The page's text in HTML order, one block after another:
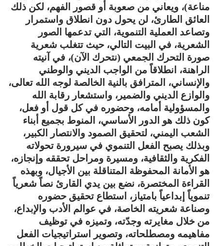
مناعة)، ويعاني من صعوبة أو قصور الفهم، لكن ذلك
العائق الطارئ، لن يحول دون انطلاق واستمرار
وتصاعد العملية التنموية، التي تدعمها الصور
الشعرية، في البيت التالي، حيث تتغلب شعرية
صورة التحرك الجمعي (نتحرك الآن)، في آنيته
الراهنة، انطلاقاً من الواجب الديني والوطني
والإنساني، المترافق بالنية الخالصة لوجه الله تعالى،
والوازع الديني والضمير، واستشعار رقابة الله
والمسؤولية أمامه، وحضوره في كل قول أو فعل،
كون ذلك هو الدور الأساسي، المنوط بجميع أبناء
الشعب اليمني، لتحقيق الصمود والانتصار الكبير،
وبذلك يصبح الفعل التنموي في سيرورة تحولاته
الفكرية والثقافية، ومسيرة ومراحل تحققه وإنجازه،
هو الأمانة المحفوظة المتناقلة بين الأجيال، وبهذه
القراءة المختصرة، نضع بين يدي القارئ نصاً شعرياً
تنموياً إبداعياً بامتياز، استطاع تحقيق حضوره
وصناعة شعريته الخاصة، في عوالم الأدب والإبداع،
من خلال مغايرته وجدّته، وتميزه في توظيف
مفاهيمه ومصطلحاته، وتصوير استراتيجيات الفعل